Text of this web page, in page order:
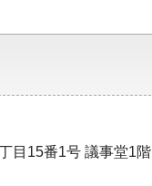
目15番1号 議事堂1階